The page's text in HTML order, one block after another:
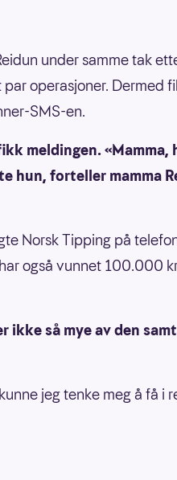
under samme tak
operasjoner. Dermed
SMS-en.
meldingen. «Mamma,
hun, forteller mamma
Norsk Tipping på
også vunnet 100.000
ikke så mye av den
jeg tenke meg å få i